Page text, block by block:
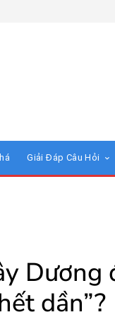
Giải Đáp Câu Hỏi
Dương
dần”?